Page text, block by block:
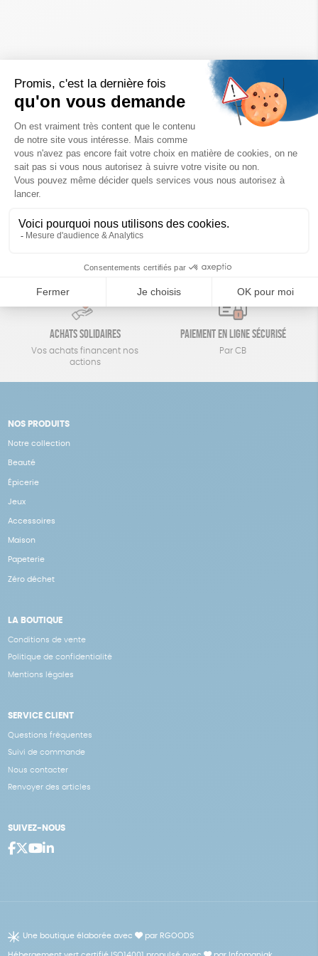
Un achat éco-responsable
des produits sélectionnés avec soin
Garantie satisfait ou remboursé
Achats solidaires
Vos achats financent nos
actions
Paiement en ligne sécurisé
Par CB
NOS PRODUITS
Notre collection
Beauté
Épicerie
Jeux
Accessoires
Maison
Papeterie
Zéro déchet
LA BOUTIQUE
Conditions de vente
Politique de confidentialité
Mentions légales
SERVICE CLIENT
Questions fréquentes
Suivi de commande
Nous contacter
Renvoyer des articles
SUIVEZ-NOUS
Une boutique élaborée avec par RGOODS